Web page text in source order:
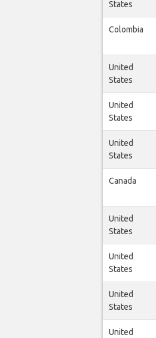
States
Colombia
United
States
United
States
United
States
Canada
United
States
United
States
United
States
United